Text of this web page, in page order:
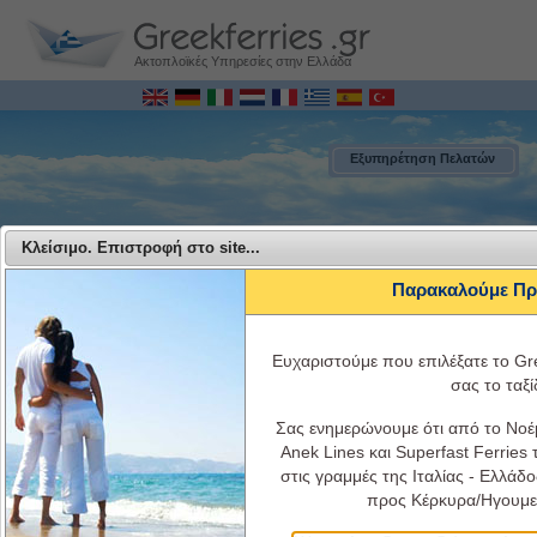
Ακτοπλοϊκές Υπηρεσίες στην Ελλάδα
Εξυπηρέτηση Πελατών
MENU
Anek Ferries - Ταξιδέψτε με την Anek Lines από Ελλάδα για Ιταλία
Κλείσιμο. Επιστροφή στο site...
Παρακαλούμε
Ευχαριστούμε που επιλέξατε το
σας το
Σας ενημερώνουμε ότι από το
Anek Lines και Superfast Ferries
στις γραμμές της Ιταλίας -
προς Κέρκυρα/